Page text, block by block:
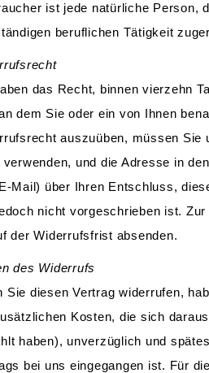
ist jede natürliche Person,
beruflichen Tätigkeit
das Recht, binnen vierzehn
dem Sie oder ein von Ihnen
auszuüben, müssen Sie
verwenden, und die Adresse in
Mail) über Ihren Entschluss,
nicht vorgeschrieben ist.
der Widerrufsfrist absenden.
des Widerrufs
Sie diesen Vertrag widerrufen,
Kosten, die sich
haben), unverzüglich und
bei uns eingegangen ist. Für